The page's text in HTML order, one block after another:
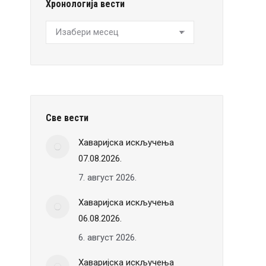
Хронологија вести
Хронологија
вести
Све вести
Хаваријска искључења
07.08.2026.
7. август 2026.
Хаваријска искључења
06.08.2026.
6. август 2026.
Хаваријска искључења